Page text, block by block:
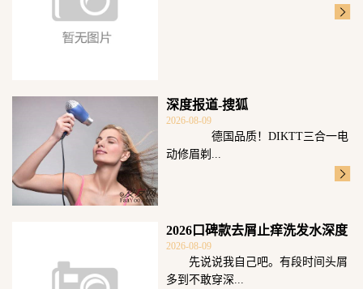
深度报道-搜狐
2026-08-09
德国品质！DIKTT三合一电
动修眉剃...
2026口碑款去屑止痒洗发水深度
测评：五
2026-08-09
先说说我自己吧。有段时间头屑
多到不敢穿深...